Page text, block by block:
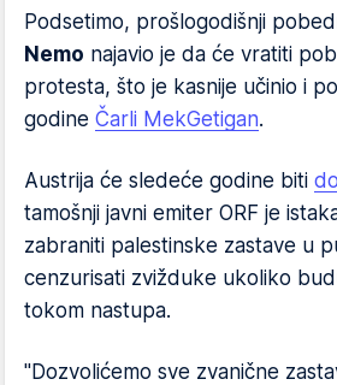
Podsetimo, prošlogodišnji
Nemo najavio je da će vratiti
protesta, što je kasnije učinio i
godine Čarli MekGetigan.
Austrija će sledeće godine biti
tamošnji javni emiter ORF je
zabraniti palestinske zastave u
cenzurisati zvižduke ukoliko
tokom nastupa.
"Dozvolićemo sve zvanične